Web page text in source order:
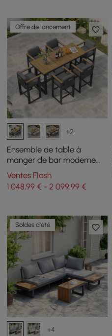
Offre de lancement
+2
Ensemble de table à
manger de bar moderne
Tevara 7 pièces en bois de
teck d'extérieur avec 6
chaises
Ventes Flash
1 048,99 € - 2 099,99 €
Soldes d'été
+4